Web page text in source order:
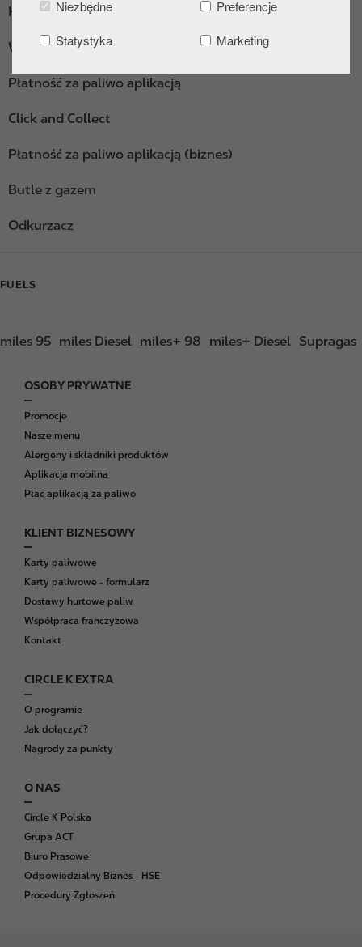
Niezbędne
Preferencje
Statystyka
Marketing
Hot Dogi
Wi-Fi
Płatność za paliwo aplikacją
Click and Collect
Płatność za paliwo aplikacją (biznes)
Butle z gazem
Odkurzacz
FUELS
miles 95 miles Diesel miles+ 98 miles+ Diesel Supragas
F
o
o
t
e
r
OSOBY PRYWATNE
Promocje
Nasze menu
Alergeny i składniki produktów
Aplikacja mobilna
Płać aplikacją za paliwo
KLIENT BIZNESOWY
Karty paliwowe
Karty paliwowe - formularz
Dostawy hurtowe paliw
Współpraca franczyzowa
Kontakt
CIRCLE K EXTRA
O programie
Jak dołączyć?
Nagrody za punkty
O NAS
Circle K Polska
Grupa ACT
Biuro Prasowe
Odpowiedzialny Biznes - HSE
Procedury Zgłoszeń